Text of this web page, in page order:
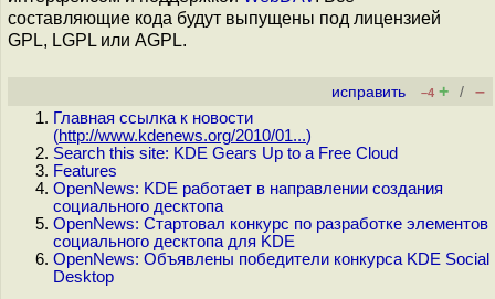
составляющие кода будут выпущены под лицензией
GPL, LGPL или AGPL.
исправить –4 + / –
Главная ссылка к новости
(http://www.kdenews.org/2010/01...)
Search this site: KDE Gears Up to a Free Cloud
Features
OpenNews: KDE работает в направлении создания
социального десктопа
OpenNews: Стартовал конкурс по разработке элементов
социального десктопа для KDE
OpenNews: Объявлены победители конкурса KDE Social
Desktop